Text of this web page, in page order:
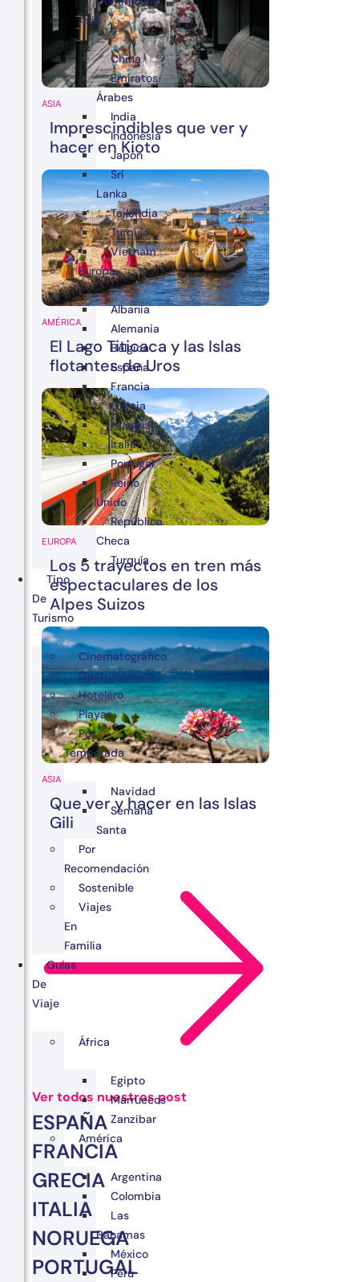
ASIA
Imprescindibles que ver y
hacer en Kioto
AMÉRICA
El Lago Titicaca y las Islas
flotantes de Uros
EUROPA
Los 5 trayectos en tren más
espectaculares de los
Alpes Suizos
ASIA
Que ver y hacer en las Islas
Gili
Ver todos nuestros post
ESPAÑA
FRANCIA
GRECIA
ITALIA
NORUEGA
PORTUGAL
Asia
China
Emiratos
Árabes
India
Indonesia
Japón
Sri
Lanka
Tailandia
Turquía
Vietnam
Europa
Albania
Alemania
Bélgica
España
Francia
Grecia
Hungría
Italia
Portugal
Reino
Unido
República
Checa
Turquía
Tipo
De
Turismo
Cinematográfico
Gastronómico
Hotelero
Playas
Por
Temporada
Navidad
Semana
Santa
Por
Recomendación
Sostenible
Viajes
En
Familia
Guías
De
Viaje
África
Egipto
Marruecos
Zanzibar
América
Argentina
Colombia
Las
Bahamas
México
Perú